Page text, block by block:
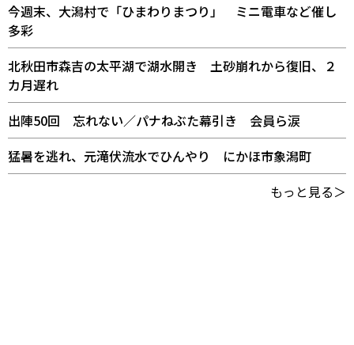
今週末、大潟村で「ひまわりまつり」 ミニ電車など催し
多彩
北秋田市森吉の太平湖で湖水開き 土砂崩れから復旧、２
カ月遅れ
出陣50回 忘れない／パナねぶた幕引き 会員ら涙
猛暑を逃れ、元滝伏流水でひんやり にかほ市象潟町
もっと見る＞